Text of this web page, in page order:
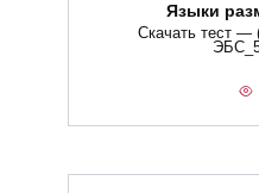
Языки
Скачать тест —